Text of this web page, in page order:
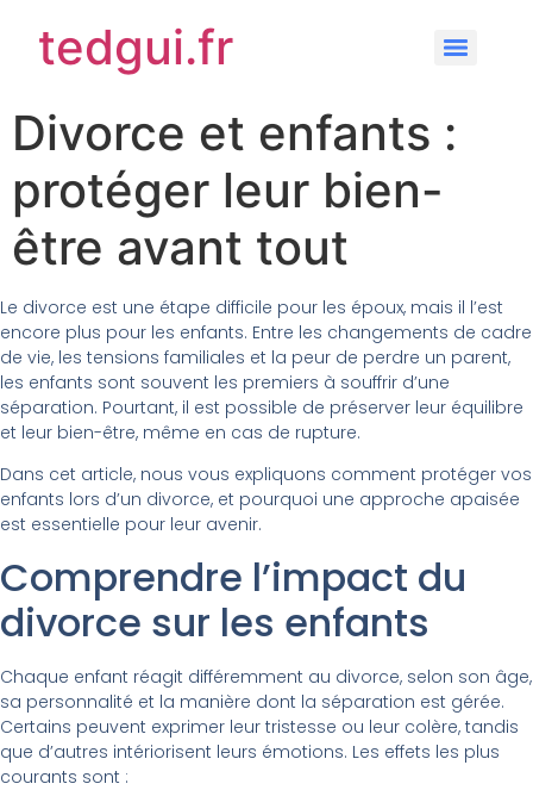
tedgui.fr
Divorce et enfants :
protéger leur bien-
être avant tout
Le divorce est une étape difficile pour les époux, mais il l’est
encore plus pour les enfants. Entre les changements de cadre
de vie, les tensions familiales et la peur de perdre un parent,
les enfants sont souvent les premiers à souffrir d’une
séparation. Pourtant, il est possible de préserver leur équilibre
et leur bien-être, même en cas de rupture.
Dans cet article, nous vous expliquons comment protéger vos
enfants lors d’un divorce, et pourquoi une approche apaisée
est essentielle pour leur avenir.
Comprendre l’impact du
divorce sur les enfants
Chaque enfant réagit différemment au divorce, selon son âge,
sa personnalité et la manière dont la séparation est gérée.
Certains peuvent exprimer leur tristesse ou leur colère, tandis
que d’autres intériorisent leurs émotions. Les effets les plus
courants sont :